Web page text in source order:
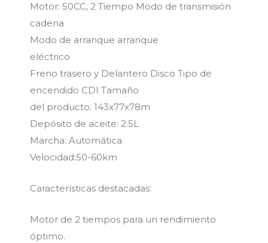
Motor: 50CC, 2 Tiempo Modo de transmisión
cadena
Modo de arranque arranque
eléctrico
Freno trasero y Delantero Disco Tipo de
encendido CDI Tamaño
del producto: 143x77x78m
Depósito de aceite: 2.5L
Marcha: Automática
Velocidad:50-60km
Características destacadas:
Motor de 2 tiempos para un rendimiento
óptimo.